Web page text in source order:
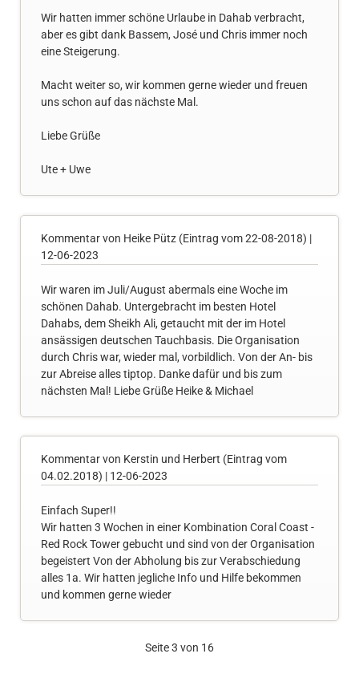
Wir hatten immer schöne Urlaube in Dahab verbracht,
aber es gibt dank Bassem, José und Chris immer noch
eine Steigerung.
Macht weiter so, wir kommen gerne wieder und freuen
uns schon auf das nächste Mal.
Liebe Grüße
Ute + Uwe
Kommentar von Heike Pütz (Eintrag vom 22-08-2018) |
12-06-2023
Wir waren im Juli/August abermals eine Woche im
schönen Dahab. Untergebracht im besten Hotel
Dahabs, dem Sheikh Ali, getaucht mit der im Hotel
ansässigen deutschen Tauchbasis. Die Organisation
durch Chris war, wieder mal, vorbildlich. Von der An- bis
zur Abreise alles tiptop. Danke dafür und bis zum
nächsten Mal! Liebe Grüße Heike & Michael
Kommentar von Kerstin und Herbert (Eintrag vom
04.02.2018) | 12-06-2023
Einfach Super!!
Wir hatten 3 Wochen in einer Kombination Coral Coast -
Red Rock Tower gebucht und sind von der Organisation
begeistert Von der Abholung bis zur Verabschiedung
alles 1a. Wir hatten jegliche Info und Hilfe bekommen
und kommen gerne wieder
Seite 3 von 16